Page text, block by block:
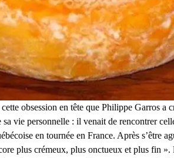
obsession en tête que Philippe Garros a
vie personnelle : il venait de rencontrer
en tournée en France. Après s’être
plus crémeux, plus onctueux et plus fin